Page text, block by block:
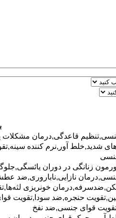
,تنظیم قاعدگی,درمان مشکلات
شدید,خلط آور,نرم کننده
زنانگی در دوران
,درمان نازایی,ناباروری,ضد
خونریزی
حنجره,ضد ‌سودا,تقویت
قوای جنسی,ضد نفخ